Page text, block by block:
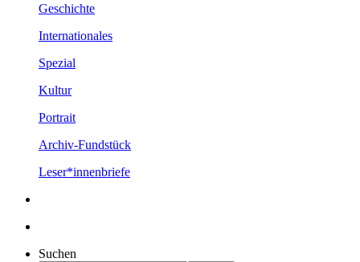
Geschichte
Internationales
Spezial
Kultur
Portrait
Archiv-Fundstück
Leser*innenbriefe
Suchen